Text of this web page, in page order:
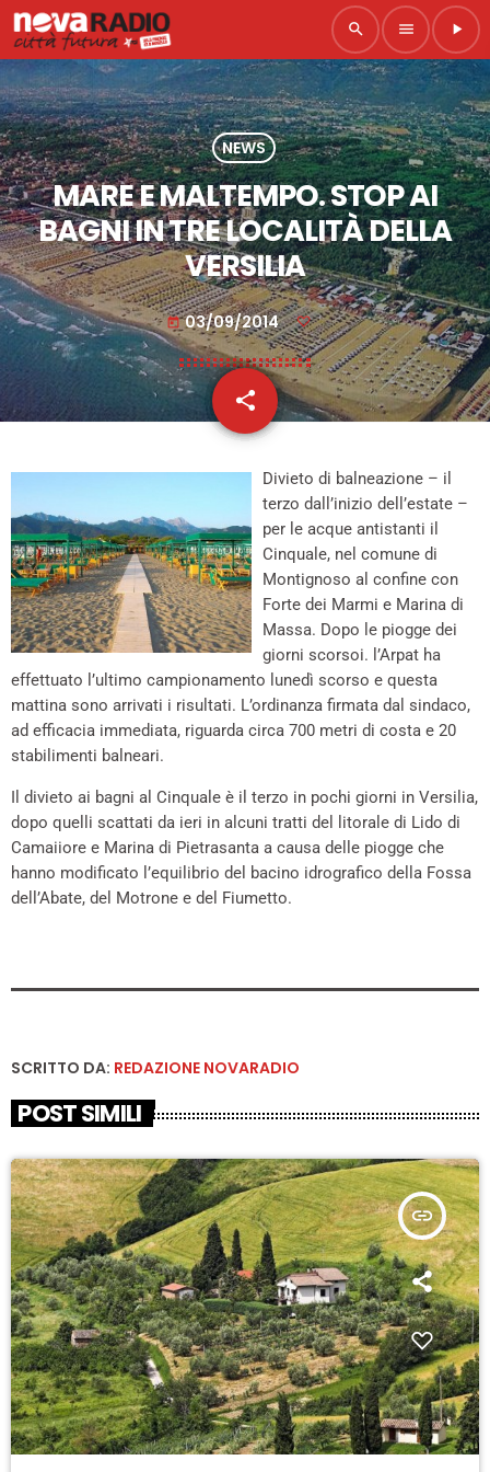
search menu play_arrow
NEWS
MARE E MALTEMPO. STOP AI
BAGNI IN TRE LOCALITÀ DELLA
VERSILIA
today 03/09/2014
share
email
Divieto di balneazione – il
terzo dall’inizio dell’estate –
per le acque antistanti il
Cinquale, nel comune di
Montignoso al confine con
Forte dei Marmi e Marina di
Massa. Dopo le piogge dei
giorni scorsoi. l’Arpat ha
effettuato l’ultimo campionamento lunedì scorso e questa
mattina sono arrivati i risultati. L’ordinanza firmata dal sindaco,
ad efficacia immediata, riguarda circa 700 metri di costa e 20
stabilimenti balneari.
Il divieto ai bagni al Cinquale è il terzo in pochi giorni in Versilia,
dopo quelli scattati da ieri in alcuni tratti del litorale di Lido di
Camaiiore e Marina di Pietrasanta a causa delle piogge che
hanno modificato l’equilibrio del bacino idrografico della Fossa
dell’Abate, del Motrone e del Fiumetto.
SCRITTO DA: REDAZIONE NOVARADIO
POST SIMILI
insert_link